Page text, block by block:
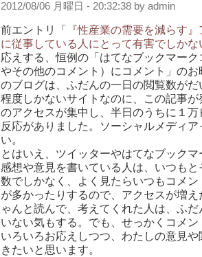
2012/08/06 月曜日 - 20:32:38 by admin
前エントリ「 『性産業の需要を減らす
に従事している人にとって有害でしかな
応えする、恒例の「はてなブックマー
やその他のコメント）にコメント」の
のブログは、ふだんの一日の閲覧数が
程度しかないサイトなのに、この記事
のアクセスが集中し、半日のうちに１
反応がありました。ソーシャルメディ
い。
とはいえ、ツイッターやはてなブック
感想や意見を書いている人は、いつも
数でしかなく、よく見たらいつもコメ
が多かったりするので、アクセスが増
ゃんと読んで、考えてくれた人は、ふ
いない気もする。でも、せっかくコメ
いろいろお応えしつつ、わたしの意見
きたいと思います。